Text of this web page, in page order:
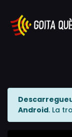
Android. La